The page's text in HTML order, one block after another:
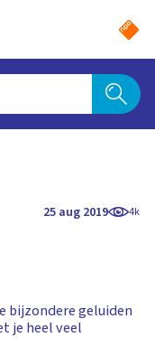
25 aug 2019 4k
bijzondere geluiden
je heel veel